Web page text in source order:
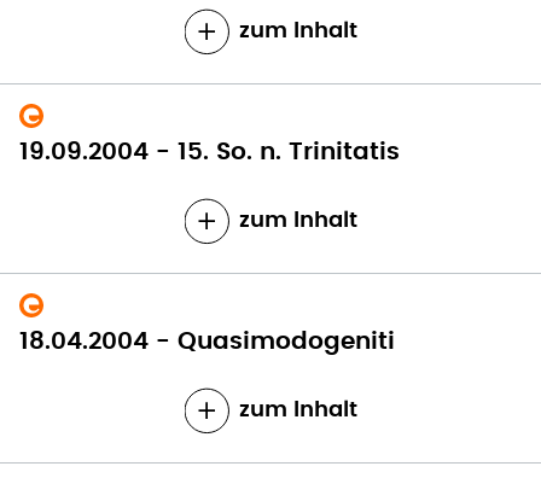
zum Inhalt
19.09.2004 - 15. So. n. Trinitatis
zum Inhalt
18.04.2004 - Quasimodogeniti
zum Inhalt